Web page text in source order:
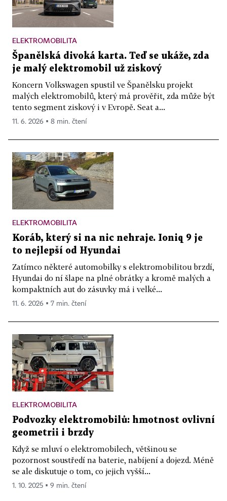
ELEKTROMOBILITA
Španělská divoká karta. Teď se ukáže, zda
je malý elektromobil už ziskový
Koncern Volkswagen spustil ve Španělsku projekt
malých elektromobilů, který má prověřit, zda může být
tento segment ziskový i v Evropě. Seat a...
11. 6. 2026 ▪ 8 min. čtení
ELEKTROMOBILITA
Koráb, který si na nic nehraje. Ioniq 9 je
to nejlepší od Hyundai
Zatímco některé automobilky s elektromobilitou brzdí,
Hyundai do ní šlape na plné obrátky a kromě malých a
kompaktních aut do zásuvky má i velké...
11. 6. 2026 ▪ 7 min. čtení
ELEKTROMOBILITA
Podvozky elektromobilů: hmotnost ovlivní
geometrii i brzdy
Když se mluví o elektromobilech, většinou se
pozornost soustředí na baterie, nabíjení a dojezd. Méně
se ale diskutuje o tom, co jejich vyšší...
1. 10. 2025 ▪ 9 min. čtení